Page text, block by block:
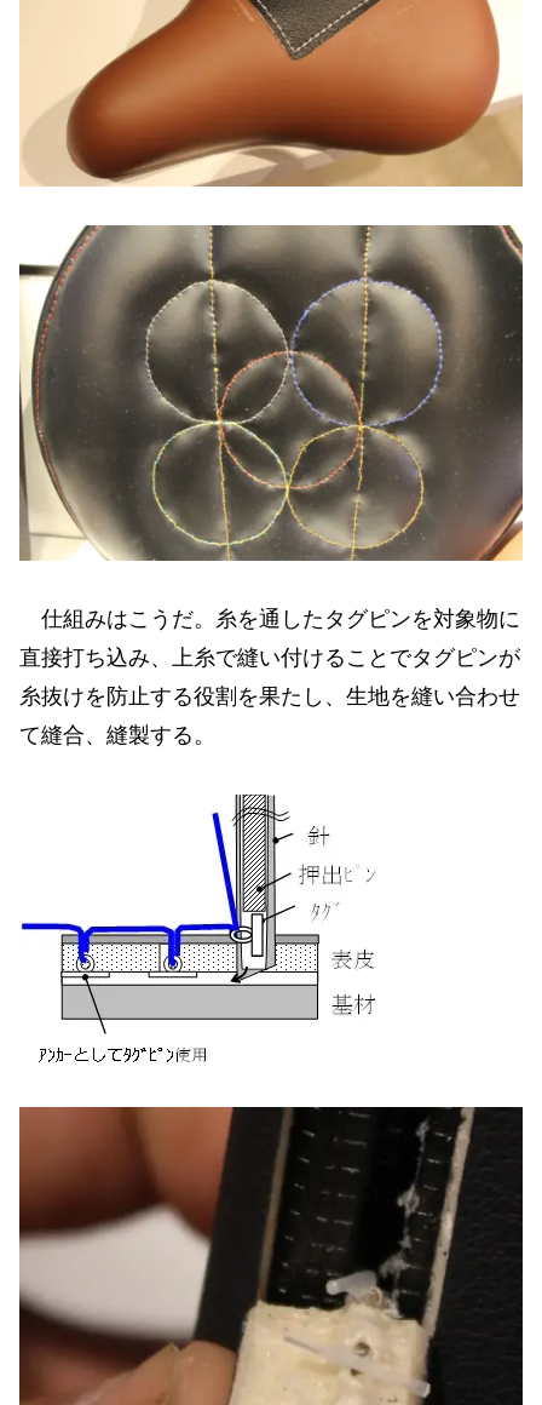
仕組みはこうだ。糸を通したタグピンを対象物に
直接打ち込み、上糸で縫い付けることでタグピンが
糸抜けを防止する役割を果たし、生地を縫い合わせ
て縫合、縫製する。